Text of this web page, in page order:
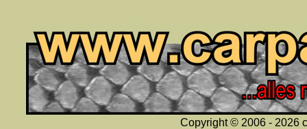
Copyright © 2006 - 2026